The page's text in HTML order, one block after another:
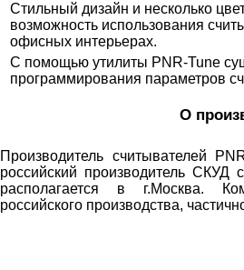
Стильный дизайн и несколько
возможность использования
офисных интерьерах.
С помощью утилиты PNR-Tune
программирования параметров
О
Производитель считывателей
российский производитель СКУД
располагается в г.Москва.
российского производства,